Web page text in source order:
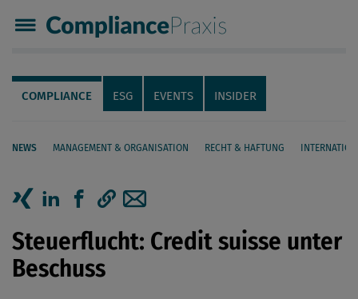
Compliance Praxis
Servicenavigation
Navigation
COMPLIANCE ESG EVENTS INSIDER
NEWS MANAGEMENT & ORGANISATION RECHT & HAFTUNG
Seiteninhalt
Artikel auf Xing teilen
Artikel auf linkedIn teilen
Artikel auf Facebook teilen
Artikellink kopieren
Artikel per Mail teilen
Steuerflucht: Credit suisse unter
Beschuss